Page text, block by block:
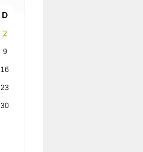
D
2
9
16
23
30